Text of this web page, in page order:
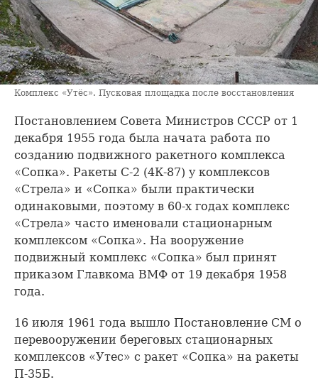
Комплекс «Утёс». Пусковая площадка после восстановления
Постановлением Совета Министров СССР от 1
декабря 1955 года была начата работа по
созданию подвижного ракетного комплекса
«Сопка». Ракеты С-2 (4К-87) у комплексов
«Стрела» и «Сопка» были практически
одинаковыми, поэтому в 60-х годах комплекс
«Стрела» часто именовали стационарным
комплексом «Сопка». На вооружение
подвижный комплекс «Сопка» был принят
приказом Главкома ВМФ от 19 декабря 1958
года.
16 июля 1961 года вышло Постановление СМ о
перевооружении береговых стационарных
комплексов «Утес» с ракет «Сопка» на ракеты
П-35Б.